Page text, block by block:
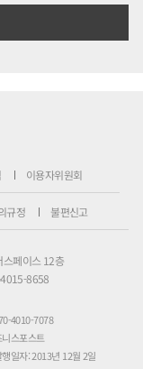
이용자위원회
규정 불편신고
스페이스 12층
8658
4010-7078
스포스트
행일자: 2013년 12월 2일